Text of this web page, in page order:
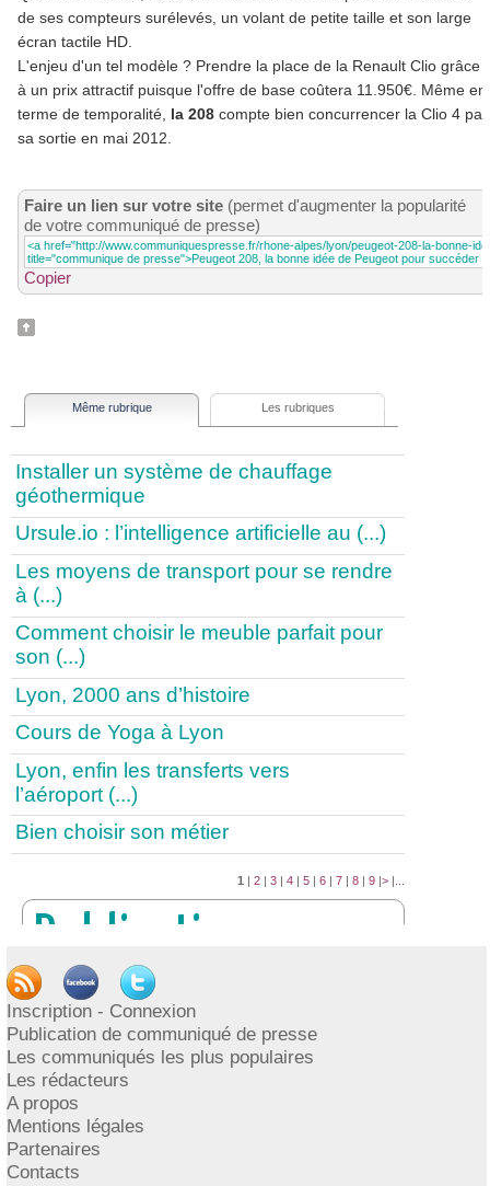
de ses compteurs surélevés, un volant de petite taille et son large
écran tactile HD.
L'enjeu d'un tel modèle ? Prendre la place de la Renault Clio grâce
à un prix attractif puisque l'offre de base coûtera 11.950€. Même en
terme de temporalité, la 208 compte bien concurrencer la Clio 4 par
sa sortie en mai 2012.
Faire un lien sur votre site (permet d'augmenter la popularité
de votre communiqué de presse)
Copier
Même rubrique Les rubriques
Installer un système de chauffage
géothermique
Ursule.io : l’intelligence artificielle au (...)
Les moyens de transport pour se rendre
à (...)
Comment choisir le meuble parfait pour
son (...)
Lyon, 2000 ans d’histoire
Cours de Yoga à Lyon
Lyon, enfin les transferts vers
l’aéroport (...)
Bien choisir son métier
1 |2 |3 |4 |5 |6 |7 |8 |9 |>
Publication
PUBLIER UN COMMUNIQUÉ
DE PRESSE
INSCRIPTION / CONNEXION
Inscription - Connexion
Publication de communiqué de presse
Les communiqués les plus populaires
Les rédacteurs
A propos
Mentions légales
Partenaires
Contacts